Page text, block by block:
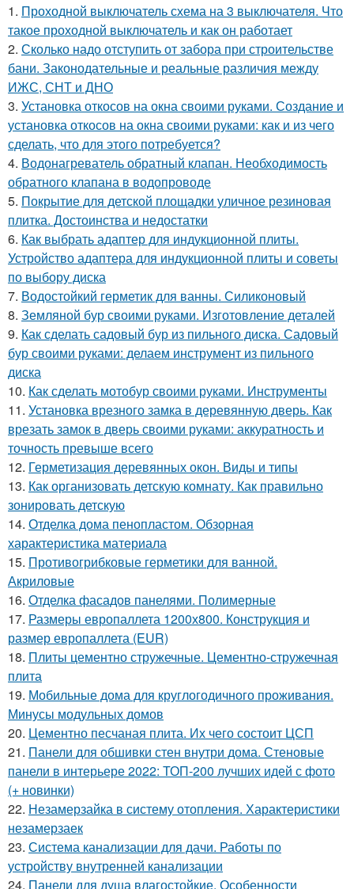
1. Проходной выключатель схема на 3 выключателя. Что
такое проходной выключатель и как он работает
2. Сколько надо отступить от забора при строительстве
бани. Законодательные и реальные различия между
ИЖС, СНТ и ДНО
3. Установка откосов на окна своими руками. Создание и
установка откосов на окна своими руками: как и из чего
сделать, что для этого потребуется?
4. Водонагреватель обратный клапан. Необходимость
обратного клапана в водопроводе
5. Покрытие для детской площадки уличное резиновая
плитка. Достоинства и недостатки
6. Как выбрать адаптер для индукционной плиты.
Устройство адаптера для индукционной плиты и советы
по выбору диска
7. Водостойкий герметик для ванны. Силиконовый
8. Земляной бур своими руками. Изготовление деталей
9. Как сделать садовый бур из пильного диска. Садовый
бур своими руками: делаем инструмент из пильного
диска
10. Как сделать мотобур своими руками. Инструменты
11. Установка врезного замка в деревянную дверь. Как
врезать замок в дверь своими руками: аккуратность и
точность превыше всего
12. Герметизация деревянных окон. Виды и типы
13. Как организовать детскую комнату. Как правильно
зонировать детскую
14. Отделка дома пенопластом. Обзорная
характеристика материала
15. Противогрибковые герметики для ванной.
Акриловые
16. Отделка фасадов панелями. Полимерные
17. Размеры европаллета 1200х800. Конструкция и
размер европаллета (EUR)
18. Плиты цементно стружечные. Цементно-стружечная
плита
19. Мобильные дома для круглогодичного проживания.
Минусы модульных домов
20. Цементно песчаная плита. Их чего состоит ЦСП
21. Панели для обшивки стен внутри дома. Стеновые
панели в интерьере 2022: ТОП-200 лучших идей с фото
(+ новинки)
22. Незамерзайка в систему отопления. Характеристики
незамерзаек
23. Система канализации для дачи. Работы по
устройству внутренней канализации
24. Панели для душа влагостойкие. Особенности